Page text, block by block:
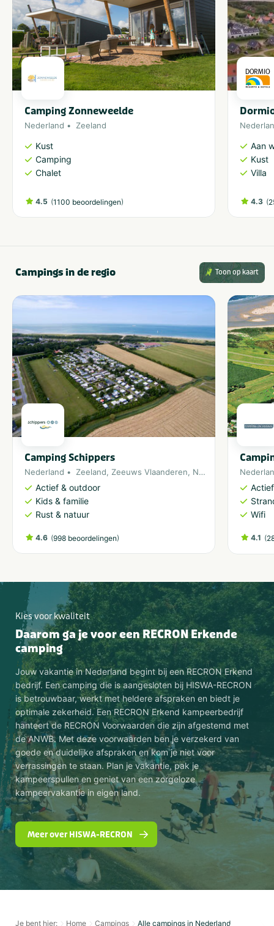
Camping Zonneweelde
Nederland Zeeland
Kust
Camping
Chalet
4.5 (1100 beoordelingen)
Aan
Kust
Villa
4.3 (
Campings in de regio Toon op kaart
Camping Schippers
Nederland Zeeland, Zeeuws Vlaanderen, Noordzee
Actief & outdoor
Kids & familie
Rust & natuur
4.6 (998 beoordelingen)
Wifi
4.1 (
Kies voor kwaliteit
Daarom ga je voor een RECRON Erkende
camping
Jouw vakantie in Nederland begint bij een RECRON Erkend
bedrijf. Een camping die is aangesloten bij HISWA-RECRON
is betrouwbaar, werkt met heldere afspraken en biedt je
optimale zekerheid. Een RECRON Erkend kampeerbedrijf
hanteert de RECRON Voorwaarden die zijn afgestemd met
de ANWB. Met deze voorwaarden ben je verzekerd van
goede en duidelijke afspraken en kom je niet voor
verrassingen te staan. Plan je vakantie, pak je
kampeerspullen en geniet van een zorgeloze
kampeervakantie in eigen land.
Meer over HISWA-RECRON
Je bent hier: Home Campings Alle campings in Nederland